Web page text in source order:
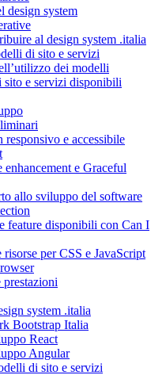
design system
al design system .italia
di sito e servizi
dei modelli
e servizi disponibili
responsivo e accessibile
enhancement e Graceful
allo sviluppo del software
feature disponibili con Can I
per CSS e JavaScript
system .italia
Bootstrap Italia
React
Angular
di sito e servizi